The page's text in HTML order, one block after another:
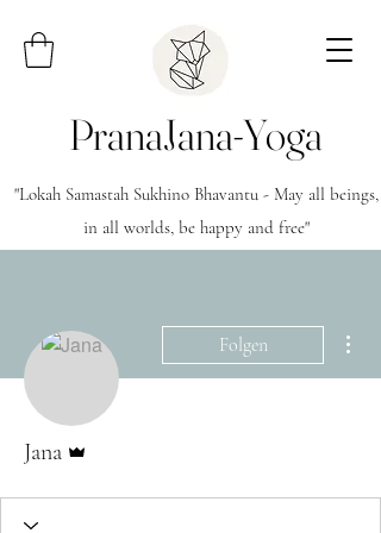
PranaJana-Yoga
"Lokah Samastah Sukhino Bhavantu - May all beings,
in all worlds, be happy and free"
Folgen
Jana